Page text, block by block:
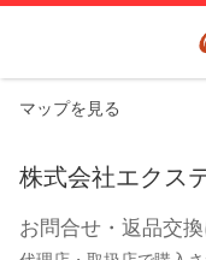
マップを見る
株式会社エクス
お問合せ・返品交